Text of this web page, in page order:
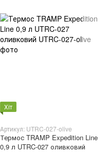
Хіт
Артикул: UTRC-027-olive
Термос TRAMP Expedition Line
0,9 л UTRC-027 оливковий